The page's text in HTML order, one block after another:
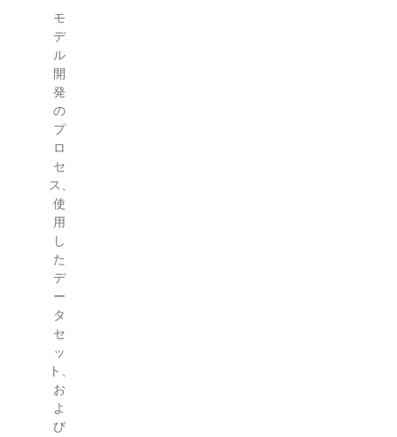
モ
デ
ル
開
発
の
プ
ロ
セ
ス、
使
用
し
た
デ
ー
タ
セ
ッ
ト、
お
よ
び